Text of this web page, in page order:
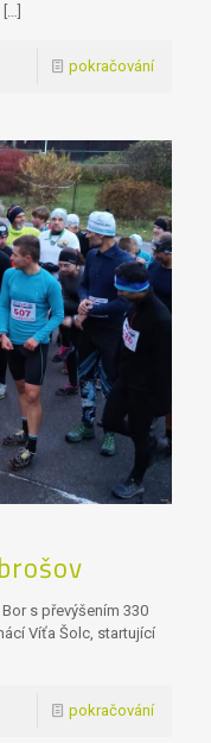
pokračování
s převýšením 330
Víťa Šolc, startující
pokračování